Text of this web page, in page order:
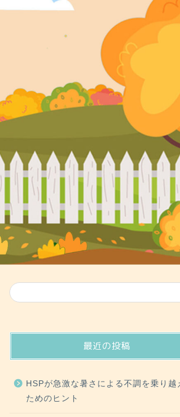
最近の投稿
HSPが急激な暑さによる不調を乗り越
ためのヒント